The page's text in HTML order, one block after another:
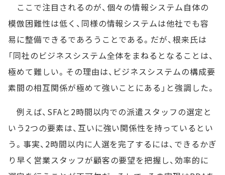
ここで注目されるのが、個々の情報システム自体の
模倣困難性は低く、同様の情報システムは他社でも容
易に整備できるであろうことである。だが、根来氏は
「同社のビジネスシステム全体をまねるとなることは、
極めて難しい。その理由は、ビジネスシステムの構成要
素間の相互関係が極めて強いことにある」と強調した。
例えば、SFAと2時間以内での派遣スタッフの選定と
いう2つの要素は、互いに強い関係性を持っているとい
う。事実、2時間以内に人選を完了するには、できるかぎ
り早く営業スタッフが顧客の要望を把握し、効率的に